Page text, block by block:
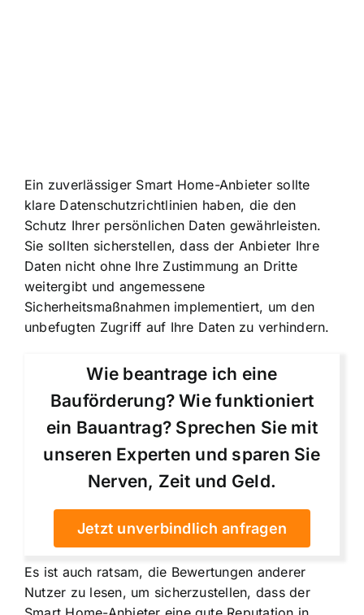
Ein zuverlässiger Smart Home-Anbieter sollte
klare Datenschutzrichtlinien haben, die den
Schutz Ihrer persönlichen Daten gewährleisten.
Sie sollten sicherstellen, dass der Anbieter Ihre
Daten nicht ohne Ihre Zustimmung an Dritte
weitergibt und angemessene
Sicherheitsmaßnahmen implementiert, um den
unbefugten Zugriff auf Ihre Daten zu verhindern.
Wie beantrage ich eine
Bauförderung? Wie funktioniert
ein Bauantrag? Sprechen Sie mit
unseren Experten und sparen Sie
Nerven, Zeit und Geld.
Jetzt unverbindlich anfragen
Es ist auch ratsam, die Bewertungen anderer
Nutzer zu lesen, um sicherzustellen, dass der